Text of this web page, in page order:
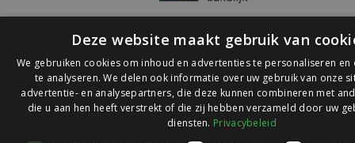
© 2026 Ledlichtdiscounter.nl
Deze website maakt gebruik van
We gebruiken cookies om inhoud en advertenties te personaliseren en
te analyseren. We delen ook informatie over uw gebruik van onze
advertentie- en analysepartners, die deze kunnen combineren met
die u aan hen heeft verstrekt of die zij hebben verzameld door uw
diensten. Privacybeleid